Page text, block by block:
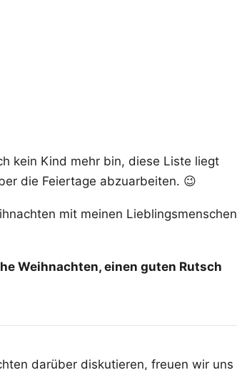
kein Kind mehr bin, diese Liste liegt
die Feiertage abzuarbeiten. 😉
mit meinen Lieblingsmenschen
Weihnachten, einen guten Rutsch
darüber diskutieren, freuen wir uns